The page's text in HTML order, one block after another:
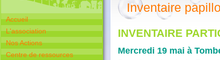
Accueil
L'association
Nos Actions
Centre de ressources
Inventaire
INVENTAIRE
Mercredi 19 mai à